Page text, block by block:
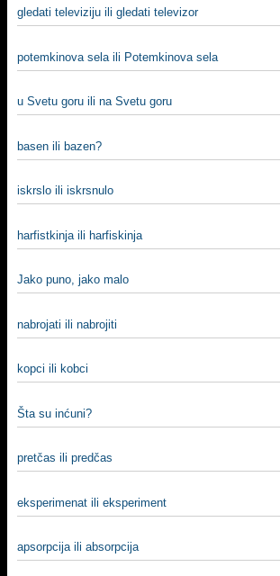
gledati televiziju ili gledati televizor
potemkinova sela ili Potemkinova sela
u Svetu goru ili na Svetu goru
basen ili bazen?
iskrslo ili iskrsnulo
harfistkinja ili harfiskinja
Jako puno, jako malo
nabrojati ili nabrojiti
kopci ili kobci
Šta su inćuni?
pretčas ili predčas
eksperimenat ili eksperiment
apsorpcija ili absorpcija